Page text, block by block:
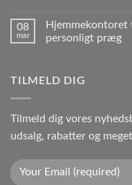
08
mar
Hjemmekontoret
personligt præg
TILMELD DIG
Tilmeld dig vores
udsalg, rabatter og